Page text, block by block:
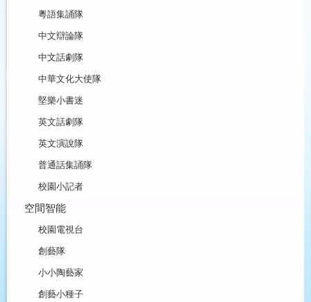
粵語集誦隊
中文辯論隊
中文話劇隊
中華文化大使隊
堅樂小書迷
英文話劇隊
英文演說隊
普通話集誦隊
校園小記者
空間智能
校園電視台
創藝隊
小小陶藝家
創藝小種子